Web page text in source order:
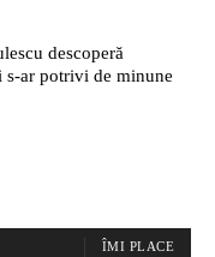
descoperă
s-ar potrivi de minune
ÎMI PLACE